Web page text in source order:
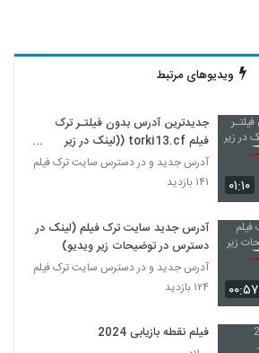
ویدیوهای مرتبط
۰۱:۱۰
جدیدترین آدرس بدون فیلتـر ترک
فیلم torki13.cf ((لینک در زیر
ویدیو))
آدرس جدید و در دسترس سایت ترک فیلم
۱۴۱ بازدید
۰۰:۵۷
آدرس جدید سایت ترک فیلم (لینک در
دسترس در توضیحات زیر ویدیو)
آدرس جدید و در دسترس سایت ترک فیلم
۱۲۴ بازدید
فیلم نقطه بازیابی 2024